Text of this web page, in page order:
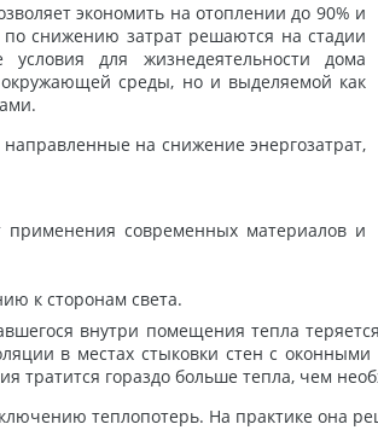
экономить на отоплении до 90% и
снижению затрат решаются на стадии
условия для жизнедеятельности дома
окружающей среды, но и выделяемой как
на снижение энергозатрат,
применения современных материалов и
к сторонам света.
внутри помещения тепла
в местах стыковки стен с
тратится гораздо больше тепла, чем
теплопотерь. На практике она